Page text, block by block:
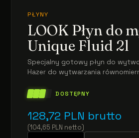
PŁYNY
LOOK Płyn do
Unique Fluid 2l
Specjalny gotowy płyn do
Hazer do wytwarzania
DOSTĘPNY
128,72 PLN brutto
(104,65 PLN netto)